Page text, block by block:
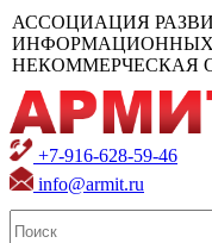
АССОЦИАЦИЯ
ИНФОРМАЦИОННЫХ
НЕКОММЕРЧЕСКАЯ
+7-916-628-59-46
info@armit.ru